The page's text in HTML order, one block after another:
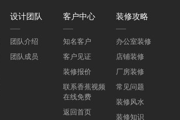
设计团队
团队介绍
团队成员
客户中心
知名客户
客户见证
装修报价
联系香蕉视频
在线免费
返回首页
装修攻略
办公室装修
店铺装修
厂房装修
常见问题
装修风水
装修知识